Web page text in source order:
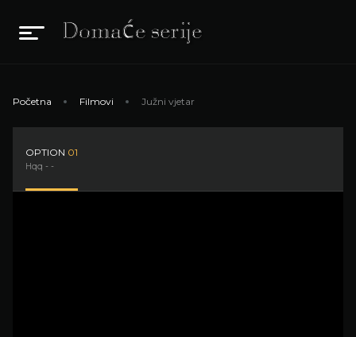
Početna Filmovi Južni vjetar
OPTION 01
Hqq - -